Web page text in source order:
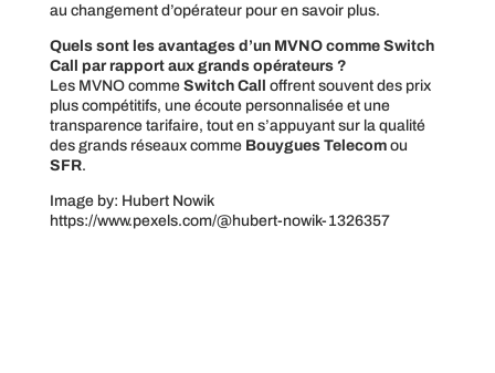
au changement d’opérateur pour en savoir plus.
Quels sont les avantages d’un MVNO comme Switch
Call par rapport aux grands opérateurs ?
Les MVNO comme Switch Call offrent souvent des prix
plus compétitifs, une écoute personnalisée et une
transparence tarifaire, tout en s’appuyant sur la qualité
des grands réseaux comme Bouygues Telecomou
SFR.
Image by: Hubert Nowik
https://www.pexels.com/@hubert-nowik-1326357